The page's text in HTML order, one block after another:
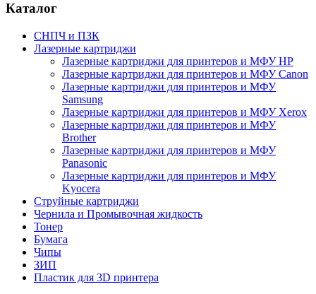
Каталог
СНПЧ и ПЗК
Лазерные картриджи
Лазерные картриджи для принтеров и МФУ HP
Лазерные картриджи для принтеров и МФУ Canon
Лазерные картриджи для принтеров и МФУ
Samsung
Лазерные картриджи для принтеров и МФУ Xerox
Лазерные картриджи для принтеров и МФУ
Brother
Лазерные картриджи для принтеров и МФУ
Panasonic
Лазерные картриджи для принтеров и МФУ
Kyocera
Струйные картриджи
Чернила и Промывочная жидкость
Тонер
Бумага
Чипы
ЗИП
Пластик для 3D принтера